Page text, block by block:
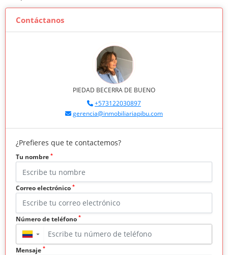
Contáctanos
PIEDAD BECERRA DE BUENO
+573122030897
gerencia@inmobiliariapibu.com
¿Prefieres que te contactemos?
Tu nombre *
Correo electrónico *
Número de teléfono *
▼
Mensaje *